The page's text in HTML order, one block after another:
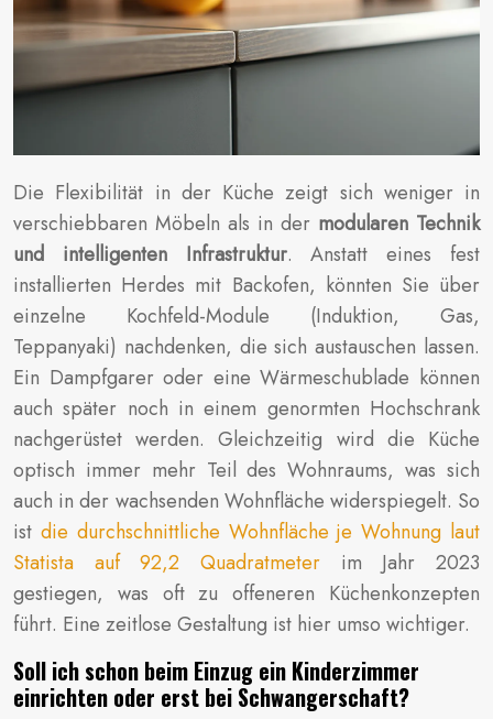
Die Flexibilität in der Küche zeigt sich weniger in
verschiebbaren Möbeln als in der modularen Technik
und intelligenten Infrastruktur. Anstatt eines fest
installierten Herdes mit Backofen, könnten Sie über
einzelne Kochfeld-Module (Induktion, Gas,
Teppanyaki) nachdenken, die sich austauschen lassen.
Ein Dampfgarer oder eine Wärmeschublade können
auch später noch in einem genormten Hochschrank
nachgerüstet werden. Gleichzeitig wird die Küche
optisch immer mehr Teil des Wohnraums, was sich
auch in der wachsenden Wohnfläche widerspiegelt. So
ist die durchschnittliche Wohnfläche je Wohnung laut
Statista auf 92,2 Quadratmeter im Jahr 2023
gestiegen, was oft zu offeneren Küchenkonzepten
führt. Eine zeitlose Gestaltung ist hier umso wichtiger.
Soll ich schon beim Einzug ein Kinderzimmer
einrichten oder erst bei Schwangerschaft?